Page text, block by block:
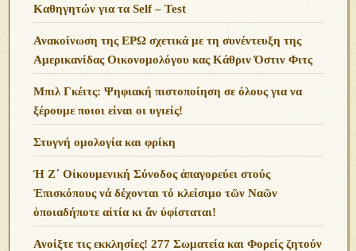
Καθηγητών για τα Self – Test
Ανακοίνωση της ΕΡΩ σχετικά με τη συνέντευξη της
Αμερικανίδας Οικονομολόγου κας Κάθριν Όστιν Φιτς
Μπιλ Γκέιτς: Ψηφιακή πιστοποίηση σε όλους για να
ξέρουμε ποιοι είναι οι υγιείς!
Στυγνή ομολογία και φρίκη
Ἡ Ζ΄ Οἰκουμενική Σύνοδος ἀπαγορεύει στούς
Ἐπισκόπους νά δέχονται τό κλείσιμο τῶν Ναῶν
ὁποιαδήποτε αἰτία κι ἄν ὑφίσταται!
Ανoίξτε τις εκκλησίες! 277 Σωματεία και Φορείς ζητούν